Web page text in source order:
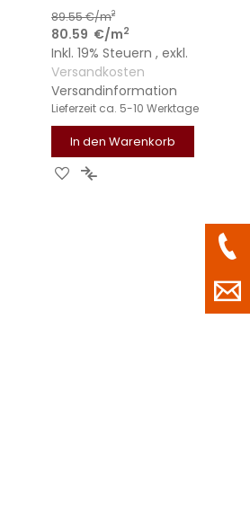
89.55€/m2
80.59 €/m2
Inkl. 19% Steuern,exkl.
Versandkosten
Versandinformation
Lieferzeit ca. 5-10 Werktage
In den Warenkorb
ZURZUR